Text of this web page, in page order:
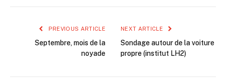
PREVIOUS ARTICLE
Septembre, mois de la
noyade
NEXT ARTICLE
Sondage autour de la voiture
propre (institut LH2)